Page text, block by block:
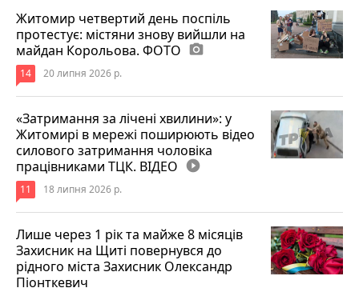
Житомир четвертий день поспіль
протестує: містяни знову вийшли на
майдан Корольова. ФОТО photo_camera
14 20 липня 2026 р.
«Затримання за лічені хвилини»: у
Житомирі в мережі поширюють відео
силового затримання чоловіка
працівниками ТЦК. ВІДЕО play_circle_filled
11 18 липня 2026 р.
Лише через 1 рік та майже 8 місяців
Захисник на Щиті повернувся до
рідного міста Захисник Олександр
Піонткевич